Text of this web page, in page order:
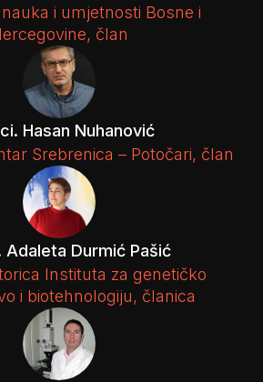
i umjetnosti Bosne i
član
Hasan Nuhanović
Srebrenica – Potočari, član
Adaleta Durmić Pašić
Instituta za genetičko
i biotehnologiju, članica